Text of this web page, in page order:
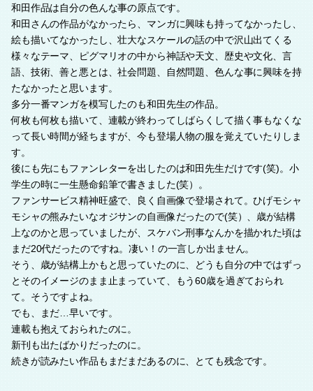
和田作品は自分の色んな事の原点です。
和田さんの作品がなかったら、マンガに興味も持ってなかったし、
絵も描いてなかったし、壮大なスケールの話の中で沢山出てくる
様々なテーマ、ピグマリオの中から神話や天文、歴史や文化、言
語、技術、善と悪とは、社会問題、自然問題、色んな事に興味を持
たなかったと思います。
多分一番マンガを模写したのも和田先生の作品。
何枚も何枚も描いて、連載が終わってしばらくして描く事もなくな
って長い時間が経ちますが、今も登場人物の服を覚えていたりしま
す。
後にも先にもファンレターを出したのは和田先生だけです(笑)。小
学生の時に一生懸命鉛筆で書きました(笑）。
ファンサービス精神旺盛で、良く自画像で登場されて。ひげモシャ
モシャの熊みたいなオジサンの自画像だったので(笑）、歳が結構
上なのかと思っていましたが、スケバン刑事なんかを描かれた頃は
まだ20代だったのですね。凄い！の一言しか出ません。
そう、歳が結構上かもと思っていたのに、どうも自分の中ではずっ
とそのイメージのまま止まっていて、もう60歳を過ぎておられ
て。そうですよね。
でも、まだ…早いです。
連載も抱えておられたのに。
新刊も出たばかりだったのに。
続きが読みたい作品もまだまだあるのに、とても残念です。